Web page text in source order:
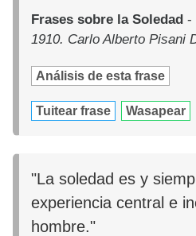
Frases sobre la Soledad -
1910. Carlo Alberto Pisani
Análisis de esta frase
Tuitear frase Wasapear
"La soledad es y
experiencia central e
hombre."